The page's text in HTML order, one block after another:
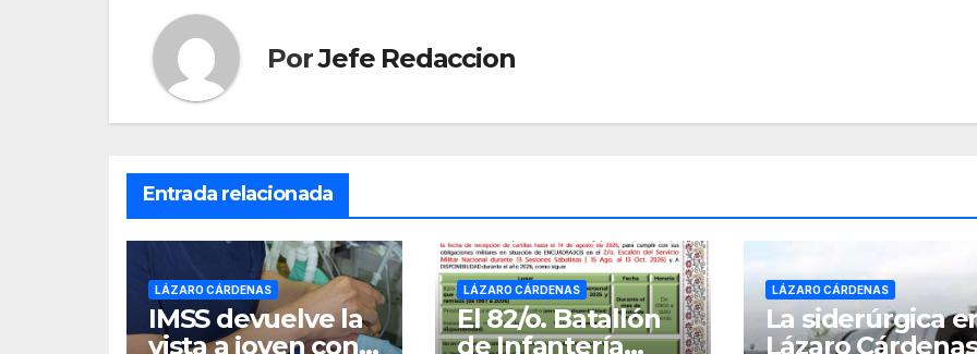
PorJefe Redaccion
Entrada relacionada
LÁZARO CÁRDENAS
IMSS devuelve la
vista a joven con
LÁZARO CÁRDENAS
El 82/o. Batallón
de Infantería
LÁZARO CÁRDENAS
La siderúrgica
Lázaro